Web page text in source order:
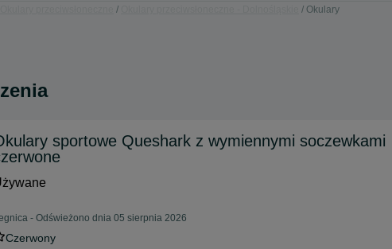
Okulary
sportowe Queshark z wymiennymi soczewkami
- Odświeżono dnia 05 sierpnia 2026
Czerwony